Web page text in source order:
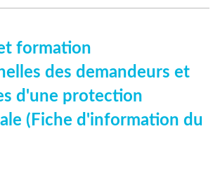
formation
des demandeurs et
d'une protection
(Fiche d'information du